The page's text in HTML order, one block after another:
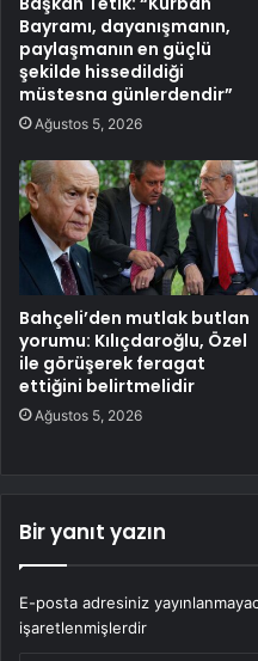
Bayramı, dayanışmanın,
paylaşmanın en güçlü
şekilde hissedildiği
müstesna günlerdendir”
Ağustos 5, 2026
Bahçeli’den mutlak butlan
yorumu: Kılıçdaroğlu, Özel
ile görüşerek feragat
ettiğini belirtmelidir
Ağustos 5, 2026
Bir yanıt yazın
E-posta adresiniz
işaretlenmişlerdir